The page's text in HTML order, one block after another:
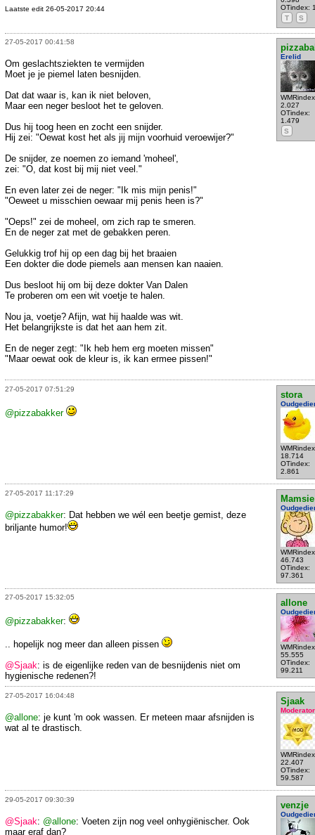
OTindex:
T
S
Laatste edit 26-05-2017 20:44
27-05-2017 00:41:58
Erelid
2.027
OTindex:
1.479
S
Om geslachtsziekten te vermijden
Moet je je piemel laten besnijden.
Dat dat waar is, kan ik niet beloven,
Maar een neger besloot het te geloven.
Dus hij toog heen en zocht een snijder.
Hij zei: "Oewat kost het als jij mijn voorhuid veroewijer?"
De snijder, ze noemen zo iemand 'moheel',
zei: "O, dat kost bij mij niet veel."
En even later zei de neger: "Ik mis mijn penis!"
"Oeweet u misschien oewaar mij penis heen is?"
"Oeps!" zei de moheel, om zich rap te smeren.
En de neger zat met de gebakken peren.
Gelukkig trof hij op een dag bij het braaien
Een dokter die dode piemels aan mensen kan naaien.
Dus besloot hij om bij deze dokter Van Dalen
Te proberen om een wit voetje te halen.
Nou ja, voetje? Afijn, wat hij haalde was wit.
Het belangrijkste is dat het aan hem zit.
En de neger zegt: "Ik heb hem erg moeten missen"
"Maar oewat ook de kleur is, ik kan ermee pissen!"
27-05-2017 07:51:29
stora
18.714
OTindex:
2.861
@pizzabakker
27-05-2017 11:17:29
Mamsie
46.743
OTindex:
97.361
@pizzabakker: Dat hebben we wél een beetje gemist, deze
briljante humor!
27-05-2017 15:32:05
allone
55.555
OTindex:
99.211
@pizzabakker:
.. hopelijk nog meer dan alleen pissen
@Sjaak: is de eigenlijke reden van de besnijdenis niet om
hygienische redenen?!
27-05-2017 16:04:48
Sjaak
Moderator
22.407
OTindex:
59.587
@allone: je kunt 'm ook wassen. Er meteen maar afsnijden is
wat al te drastisch.
29-05-2017 09:30:39
venzje
@Sjaak: @allone: Voeten zijn nog veel onhygiënischer. Ook
maar eraf dan?